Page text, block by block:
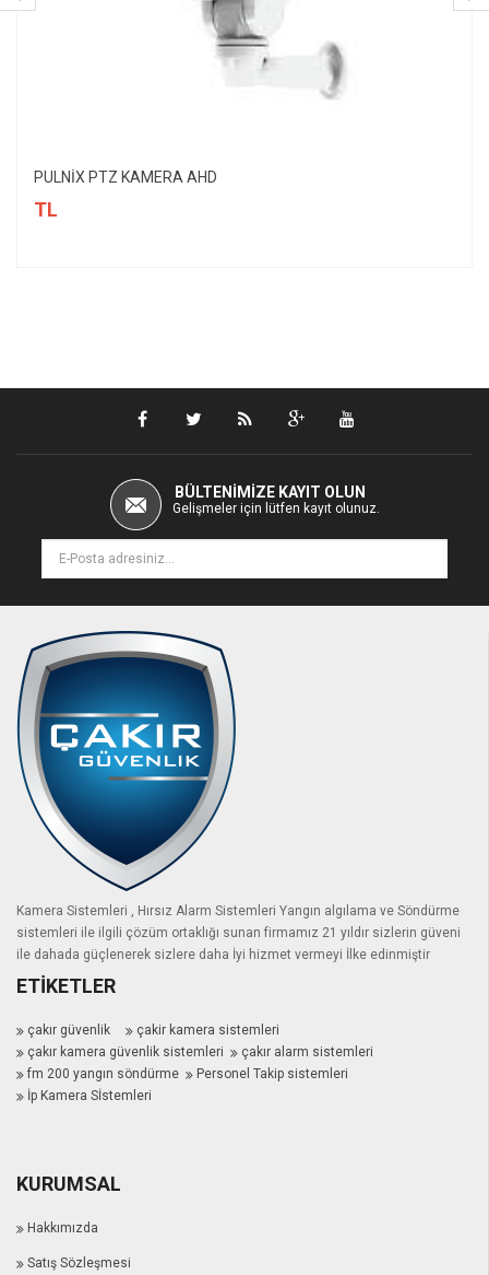
PULNİX PTZ KAMERA AHD
TL
BÜLTENIMIZE KAYIT OLUN
Gelişmeler için lütfen kayıt olunuz.
Kamera Sistemleri , Hırsız Alarm Sistemleri Yangın algılama ve Söndürme
sistemleri ile ilgili çözüm ortaklığı sunan firmamız 21 yıldır sizlerin güveni
ile dahada güçlenerek sizlere daha İyi hizmet vermeyi İlke edinmiştir
ETIKETLER
çakır güvenlik
çakir kamera sistemleri
çakır kamera güvenlik sistemleri
çakır alarm sistemleri
fm 200 yangın söndürme
Personel Takip sistemleri
İp Kamera Sİstemleri
KURUMSAL
Hakkımızda
Satış Sözleşmesi